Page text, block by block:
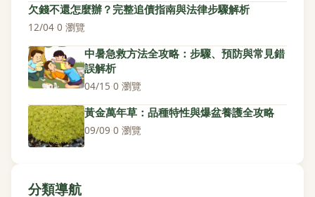
欠錢不還怎麼辦？完整追債指南與法律步驟解析
12/04·0 瀏覽
中暑急救方法全攻略：步驟、預防與常見錯
誤解析
04/15·0 瀏覽
黃金萬年草：品種特性與爆盆養護全攻略
09/09·0 瀏覽
分類導航